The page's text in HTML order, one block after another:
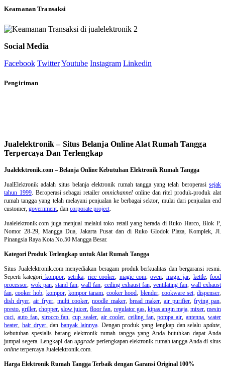
Keamanan Transaksi
Social Media
Facebook TwitterYoutube Instagram Linkedin
Pengiriman
Jualelektronik – Situs Belanja Online Alat Rumah Tangga
Terpercaya Dan Terlengkap
Jualelektronik.com – Belanja Online Kebutuhan Elektronik Rumah Tangga
JualElektronik adalah situs belanja elektronik rumah tanggayang telah beroperasisejak
tahun 1999. Beroperasi sebagai retaileromnichannel online dan ritel produk-produk alat
rumah tangga yang telah melayani penjualan ke berbagai sektor, mulai dari penjualan end
customer, government, dan corporate project.
Jualelektronik.com juga menjual melalui toko retail yang berada di Ruko Harco, Blok P,
Nomor 28-29, Mangga Dua, Jakarta Pusat dan di Ruko Glodok Plaza, Komplek, Jl.
Pinangsia Raya Kota No.50 Mangga Besar.
Kategori Produk Terlengkap untuk Alat Rumah Tangga
Situs Jualelektronik.com menyediakan beragam produk berkualitas dan bergaransi resmi.
Seperti kategori kompor,setrika, rice cooker, magic com,oven, magic jar, kettle,food
processor,wok pan,stand fan,wall fan, ceiling exhaust fan, ventilating fan, wall exhaust
fan,cooker hob, kompor, kompor tanam,cooker hood, blender, cookware set,dispenser,
dish dryer,air fryer,multi cooker,noodle maker, bread maker, air purifier, frying pan,
presto,griller,chopper,slow juicer,floor fan, regulator gas, kipas angin meja, mixer,mesin
cuci, auto fan, sirocco fan,cup sealer,air cooler, ceiling fan,pompa air,antenna,water
heater, hair dryer, dan banyak lainnya. Dengan produk yang lengkap dan selalu update,
kebutuhan spesialis barang elektronik rumah tangga yang Anda butuhkan dapat Anda
jumpai segera. Lengkapi danupgrade perlengkapan elektronik rumah tangga Anda di situs
online terpercaya Jualelektronik.com.
Harga Elektronik Rumah Tangga Terbaik dengan Garansi Original 100%